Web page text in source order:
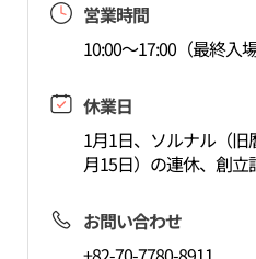
営業時間
10:00～17:00（最終入場
休業日
1月1日、ソルナル（
月15日）の連休、創立
お問い合わせ